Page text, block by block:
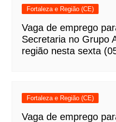
Fortaleza e Região (CE)
Vaga de emprego
Secretaria no Grupo
região nesta sexta
Fortaleza e Região (CE)
Vaga de emprego